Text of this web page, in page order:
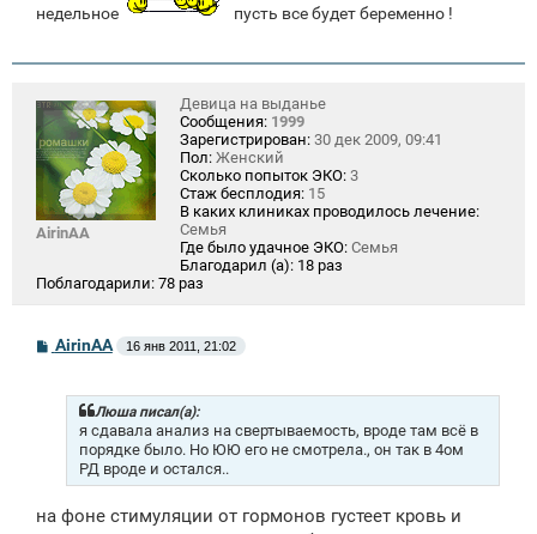
недельное пусть все будет беременно !
AirinAA
Девица на выданье
Сообщения: 1999
Зарегистрирован: 30 дек 2009, 09:41
Пол: Женский
Сколько попыток ЭКО: 3
Стаж бесплодия: 15
В каких клиниках проводилось лечение:
Семья
Где было удачное ЭКО: Семья
Благодарил (а): 18 раз
Поблагодарили: 78 раз
С
AirinAA 16 янв 2011, 21:02
Люша писал(а):
я сдавала анализ на свертываемость, вроде там всё в
порядке было. Но ЮЮ его не смотрела., он так в 4ом
РД вроде и остался..
на фоне стимуляции от гормонов густеет кровь и